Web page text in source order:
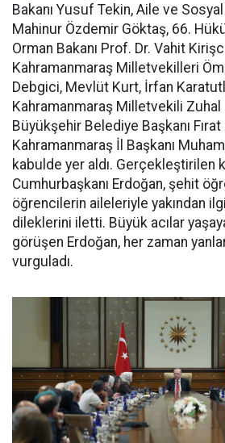
Bakanı Yusuf Tekin, Aile ve
Mahinur Özdemir Göktaş, 66.
Orman Bakanı Prof. Dr. Vahit
Kahramanmaraş Milletvekilleri
Debgici, Mevlüt Kurt, İrfan
Kahramanmaraş Milletvekili Zuhal
Büyükşehir Belediye Başkanı
Kahramanmaraş İl Başkanı
kabulde yer aldı. Gerçekleştirilen
Cumhurbaşkanı Erdoğan, şehit
öğrencilerin aileleriyle yakından
dileklerini iletti. Büyük acılar
görüşen Erdoğan, her zaman
vurguladı.